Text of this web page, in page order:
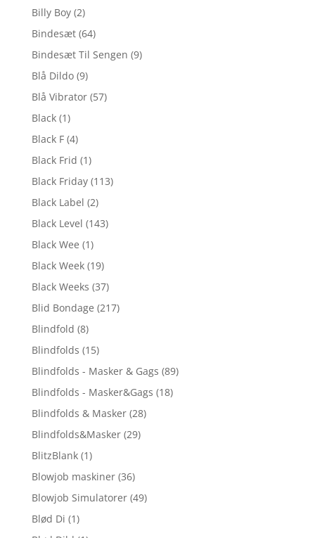
Billy Boy (2)
Bindesæt (64)
Bindesæt Til Sengen (9)
Blå Dildo (9)
Blå Vibrator (57)
Black (1)
Black F (4)
Black Frid (1)
Black Friday (113)
Black Label (2)
Black Level (143)
Black Wee (1)
Black Week (19)
Black Weeks (37)
Blid Bondage (217)
Blindfold (8)
Blindfolds (15)
Blindfolds - Masker & Gags (89)
Blindfolds - Masker&Gags (18)
Blindfolds & Masker (28)
Blindfolds&Masker (29)
BlitzBlank (1)
Blowjob maskiner (36)
Blowjob Simulatorer (49)
Blød Di (1)